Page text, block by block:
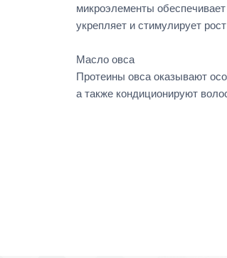
микроэлементы обеспечивает
укрепляет и стимулирует
Масло овса
Протеины овса оказывают
а также кондиционируют